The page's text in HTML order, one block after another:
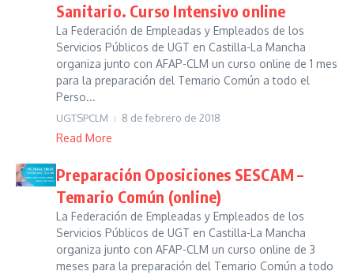
Sanitario. Curso Intensivo online
La Federación de Empleadas y Empleados de los
Servicios Públicos de UGT en Castilla-La Mancha
organiza junto con AFAP-CLM un curso online de 1 mes
para la preparación del Temario Común a todo el
Perso...
UGTSPCLM 8 de febrero de 2018
Read More
Preparación Oposiciones SESCAM –
Temario Común (online)
La Federación de Empleadas y Empleados de los
Servicios Públicos de UGT en Castilla-La Mancha
organiza junto con AFAP-CLM un curso online de 3
meses para la preparación del Temario Común a todo